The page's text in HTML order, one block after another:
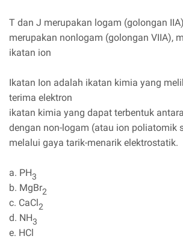
T dan J merupakan logam (golongan
merupakan nonlogam (golongan VIIA),
ikatan ion
Ikatan Ion adalah ikatan kimia yang
terima elektron
ikatan kimia yang dapat terbentuk
dengan non-logam (atau ion poliatomik
melalui gaya tarik-menarik elektrostatik.
a. PH3
b. MgBr2
c. CaCl2
d. NH3
e. HCl